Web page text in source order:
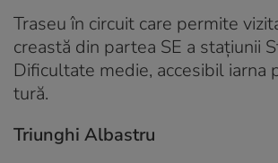
Traseu în circuit care permite
creastă din partea SE a staţiunii
Dificultate medie, accesibil iarna
tură.
Triunghi Albastru